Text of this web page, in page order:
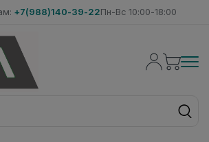
+7(988)140-39-22Пн-Вс 10:00-18:00